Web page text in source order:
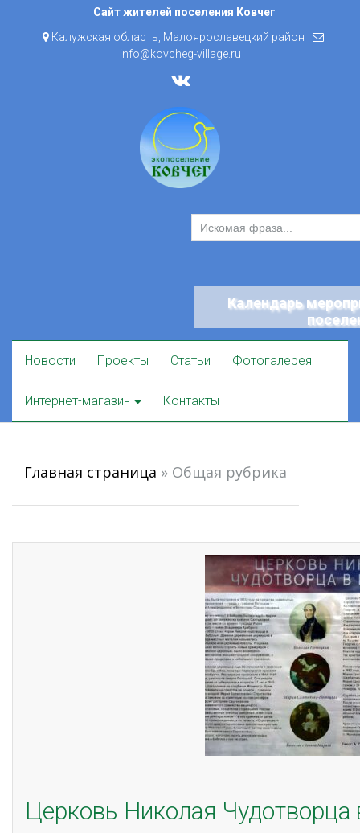
Skip
content
Сайт жителей поселения Ковчег
Калужская область, Малоярославецкий район
info@kovcheg-village.ru
Календарь
Новости Проекты Статьи Фотогалерея
Интернет-магазин Контакты
Главная страница » Общая рубрика
Церковь Николая Чудотворца